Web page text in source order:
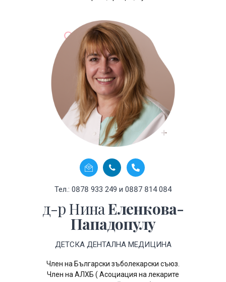
Тел.: 0878 933 249 и 0887 814 084
д-р НинаЕленкова-
Пападопулу
ДЕТСКА ДЕНТАЛНА МЕДИЦИНА
Член на Български зъболекарски съюз.
Член на АЛХБ ( Асоциация на лекарите